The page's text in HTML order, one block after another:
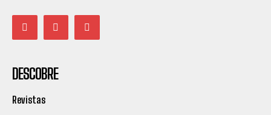
DESCOBRE
Revistas